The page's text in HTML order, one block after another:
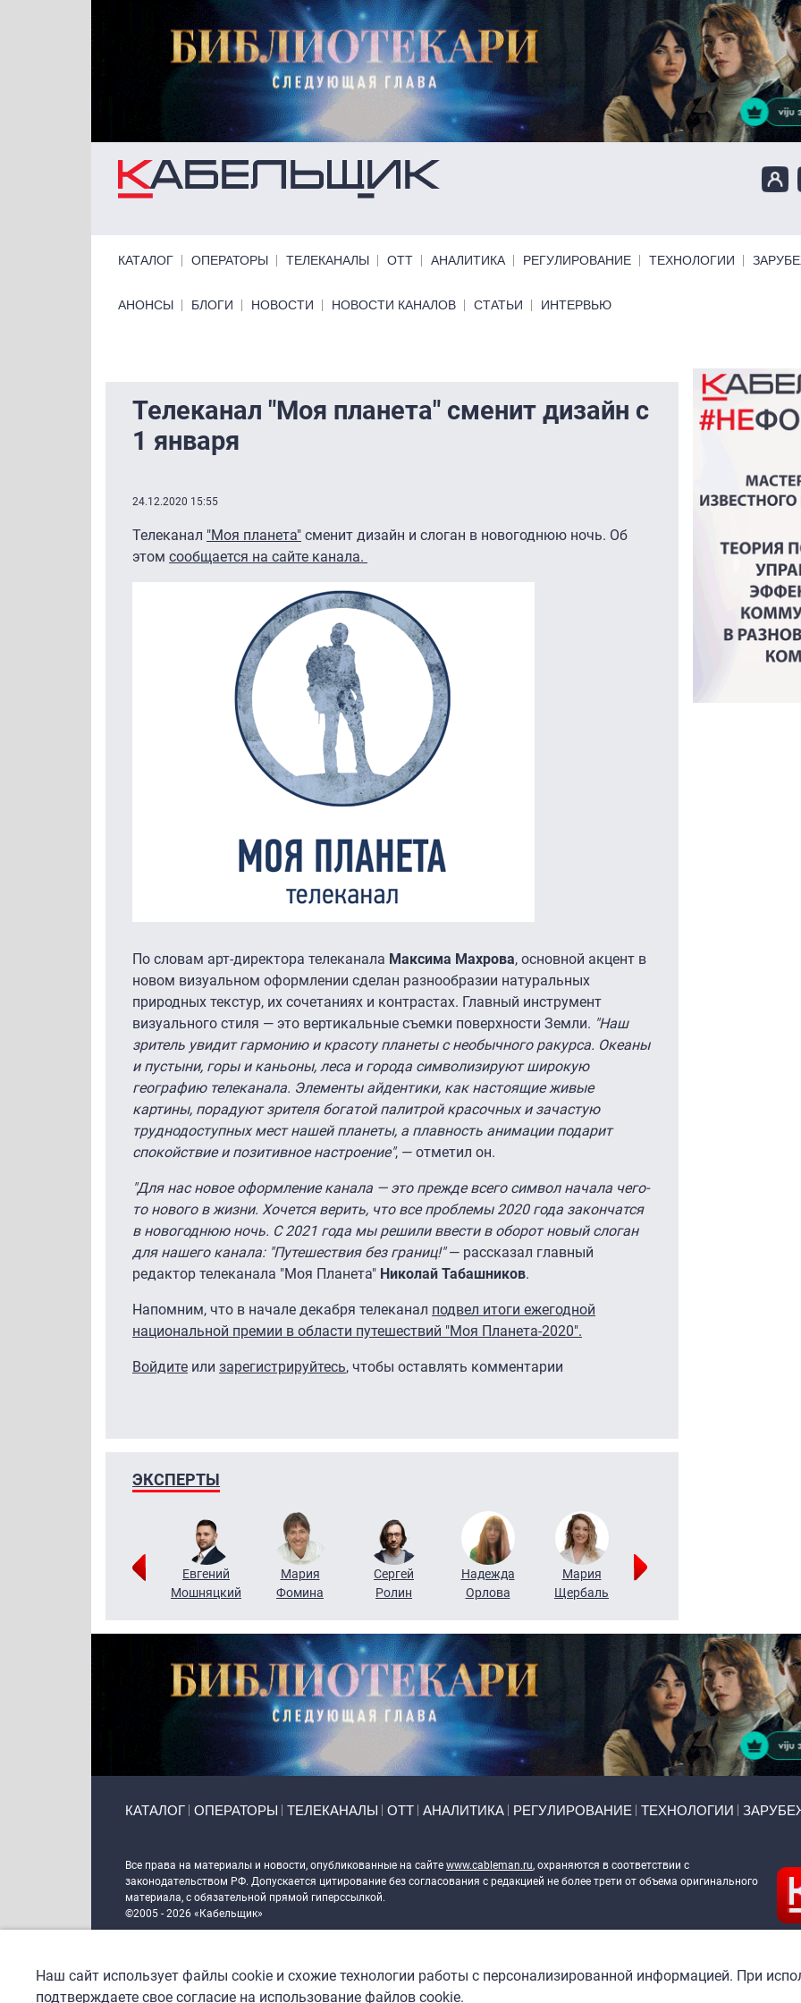
Перейти к основному содержанию
КАТАЛОГ ОПЕРАТОРЫ ТЕЛЕКАНАЛЫ ОТТ АНАЛИТИКА РЕГУЛИРОВАНИЕ ТЕХНОЛОГИИ
Primary links bottom
АНОНСЫ БЛОГИ НОВОСТИ НОВОСТИ КАНАЛОВ СТАТЬИ ИНТЕРВЬЮ
Телеканал "Моя планета" сменит дизайн с
1 января
24.12.2020 15:55
Телеканал "Моя планета" сменит дизайн и слоган в новогоднюю ночь. Об
этом сообщается на сайте канала.
По словам арт-директора телеканала Максима Махрова, основной акцент в
новом визуальном оформлении сделан разнообразии натуральных
природных текстур, их сочетаниях и контрастах. Главный инструмент
визуального стиля — это вертикальные съемки поверхности Земли. "Наш
зритель увидит гармонию и красоту планеты с необычного ракурса. Океаны
и пустыни, горы и каньоны, леса и города символизируют широкую
географию телеканала. Элементы айдентики, как настоящие живые
картины, порадуют зрителя богатой палитрой красочных и зачастую
труднодоступных мест нашей планеты, а плавность анимации подарит
спокойствие и позитивное настроение", — отметил он.
"Для нас новое оформление канала — это прежде всего символ начала чего-
то нового в жизни. Хочется верить, что все проблемы 2020 года закончатся
в новогоднюю ночь. С 2021 года мы решили ввести в оборот новый слоган
для нашего канала: "Путешествия без границ!"— рассказал главный
редактор телеканала "Моя Планета" Николай Табашников.
Напомним, что в начале декабря телеканал подвел итоги ежегодной
национальной премии в области путешествий "Моя Планета-2020".
Войдите или зарегистрируйтесь, чтобы оставлять комментарии
ЭКСПЕРТЫ
Виктор
Евгений
Мошняцкий
Мария
Фомина
Сергей
Ролин
Надежда
Орлова
Мария
Щербаль
КАТАЛОГ ОПЕРАТОРЫ ТЕЛЕКАНАЛЫ ОТТ АНАЛИТИКА РЕГУЛИРОВАНИЕ ТЕХНОЛОГИИ
Все права на материалы и новости, опубликованные на сайте www.cableman.ru, охраняются в соответствии с
законодательством РФ. Допускается цитирование без согласования с редакцией не более трети от объема оригинального
материала, с обязательной прямой гиперссылкой.
©2005 - 2026 «Кабельщик»
DrupalCoder — поддержка сайта c 2017 года
Наш сайт использует файлы cookie и схожие технологии работы с персонализированной информацией. При
подтверждаете свое согласие на использование файлов cookie.